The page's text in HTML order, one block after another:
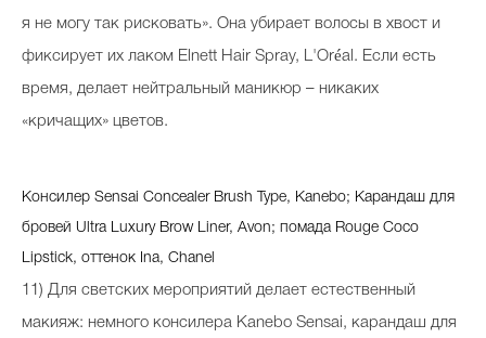
я не могу так рисковать». Она убирает волосы в хвост и
фиксирует их лаком Elnett Hair Spray, L'Oréal. Если есть
время, делает нейтральный маникюр – никаких
«кричащих» цветов.
Консилер Sensai Concealer Brush Type, Kanebo; Карандаш для
бровей Ultra Luxury Brow Liner, Avon; помада Rouge Coco
Lipstick, оттенок Ina, Chanel
11) Для светских мероприятий делает естественный
макияж: немного консилера Kanebo Sensai, карандаш для